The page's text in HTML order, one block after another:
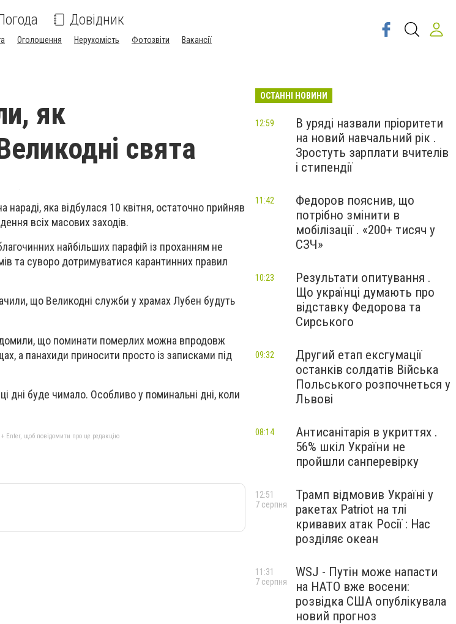
Довідник
Оголошення Нерухомість Фотозвіти Вакансії
як
свята
яка відбулася 10 квітня, остаточно прийняв
всіх масових заходів.
найбільших парафій із проханням не
та суворо дотримуватися карантинних правил
що Великодні служби у храмах Лубен будуть
що поминати померлих можна впродовж
а панахиди приносити просто із записками під
дні буде чимало. Особливо у поминальні дні, коли
Enter, щоб повідомити про це редакцію
ОСТАННІ НОВИНИ
В уряді назвали пріоритети
на новий навчальний рік .
Зростуть зарплати вчителів
і стипендії
12:59
Федоров пояснив, що
потрібно змінити в
мобілізації . «200+ тисяч у
СЗЧ»
11:42
Результати опитування .
Що українці думають про
відставку Федорова та
Сирського
10:23
Другий етап ексгумації
останків солдатів Війська
Польського розпочнеться у
Львові
09:32
Антисанітарія в укриттях .
56% шкіл України не
пройшли санперевірку
08:14
Трамп відмовив Україні у
ракетах Patriot на тлі
кривавих атак Росії : Нас
розділяє океан
12:51
7 серпня
WSJ - Путін може напасти
на НАТО вже восени:
розвідка США опублікувала
новий прогноз
11:31
7 серпня